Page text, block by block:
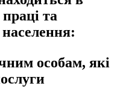
та
населення:
особам, які